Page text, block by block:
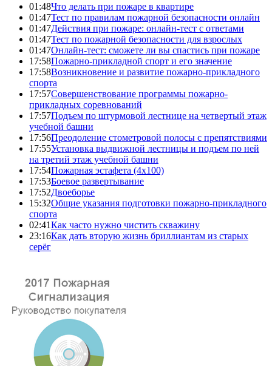
01:48Что делать при пожаре в квартире
01:47Тест по правилам пожарной безопасности онлайн
01:47Действия при пожаре: онлайн-тест с ответами
01:47Тест по пожарной безопасности для взрослых
01:47Онлайн-тест: сможете ли вы спастись при пожаре
17:58Пожарно-прикладной спорт и его значение
17:58Возникновение и развитие пожарно-прикладного
спорта
17:57Совершенствование программы пожарно-
прикладных соревнований
17:57Подъем по штурмовой лестнице на четвертый этаж
учебной башни
17:56Преодоление стометровой полосы с препятствиями
17:55Установка выдвижной лестницы и подъем по ней
на третий этаж учебной башни
17:54Пожарная эстафета (4x100)
17:53Боевое развертывание
17:52Двоеборье
15:32Общие указания подготовки пожарно-прикладного
спорта
02:41Как часто нужно чистить скважину
23:16Как дать вторую жизнь бриллиантам из старых
серёг